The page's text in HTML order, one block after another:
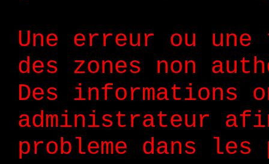
Une erreur ou
des zones non
Des informations
administrateur
probleme dans